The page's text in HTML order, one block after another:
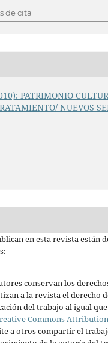
de cita
PATRIMONIO
NUEVOS
en esta revista están
conservan los
a la revista el derecho
del trabajo al igual
Commons
a otros compartir el